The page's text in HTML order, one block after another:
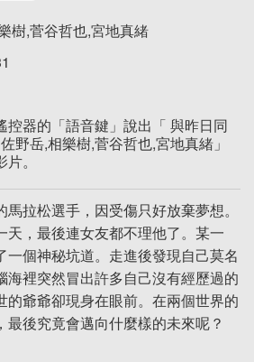
樹,菅谷哲也,宮地真緒
控器的「語音鍵」說出「 與昨日同
野岳,相樂樹,菅谷哲也,宮地真緒」
。
拉松選手，因受傷只好放棄夢想。
天，最後連女友都不理他了。某一
一個神秘坑道。走進後發現自己莫名
海裡突然冒出許多自己沒有經歷過的
的爺爺卻現身在眼前。在兩個世界的
後究竟會邁向什麼樣的未來呢？